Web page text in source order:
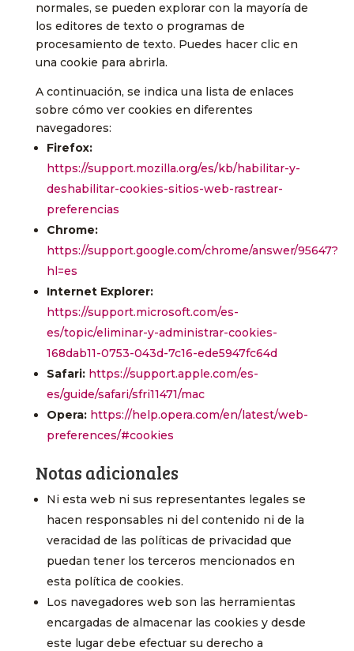
normales, se pueden explorar con la mayoría de
los editores de texto o programas de
procesamiento de texto. Puedes hacer clic en
una cookie para abrirla.
A continuación, se indica una lista de enlaces
sobre cómo ver cookies en diferentes
navegadores:
Firefox:
https://support.mozilla.org/es/kb/habilitar-y-
deshabilitar-cookies-sitios-web-rastrear-
preferencias
Chrome:
https://support.google.com/chrome/answer/95647?
hl=es
Internet Explorer:
https://support.microsoft.com/es-
es/topic/eliminar-y-administrar-cookies-
168dab11-0753-043d-7c16-ede5947fc64d
Safari: https://support.apple.com/es-
es/guide/safari/sfri11471/mac
Opera: https://help.opera.com/en/latest/web-
preferences/#cookies
Notas adicionales
Ni esta web ni sus representantes legales se
hacen responsables ni del contenido ni de la
veracidad de las políticas de privacidad que
puedan tener los terceros mencionados en
esta política de cookies.
Los navegadores web son las herramientas
encargadas de almacenar las cookies y desde
este lugar debe efectuar su derecho a